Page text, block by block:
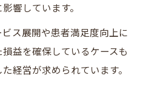
響しています。
ス展開や患者満足度向上に
益を確保しているケースも
経営が求められています。